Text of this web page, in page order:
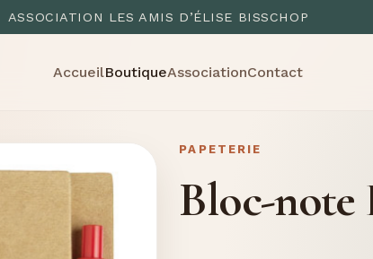
ASSOCIATION LES AMIS D’ÉLISE BISSCHOP
AccueilBoutiqueAssociationContact
PAPETERIE
Bloc-note